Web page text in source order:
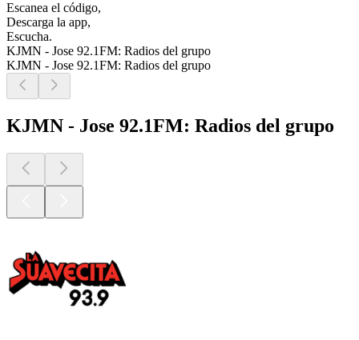
Escanea el código,
Descarga la app,
Escucha.
KJMN - Jose 92.1FM: Radios del grupo
KJMN - Jose 92.1FM: Radios del grupo
KJMN - Jose 92.1FM: Radios del grupo